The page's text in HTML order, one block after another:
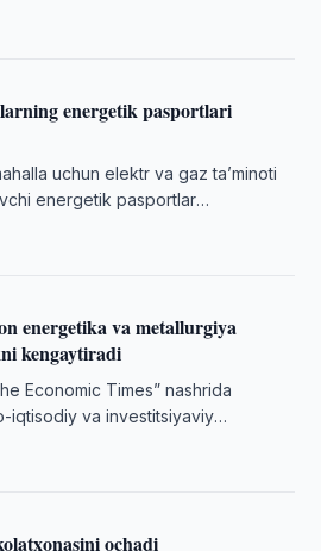
energetik pasportlari
uchun elektr va gaz taʼminoti
energetik pasportlar
energetika va metallurgiya
kengaytiradi
Economic Times” nashrida
iqtisodiy va investitsiyaviy
ochadi